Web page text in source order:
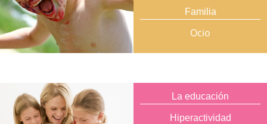
Familia
Ocio
La educación
Hiperactividad